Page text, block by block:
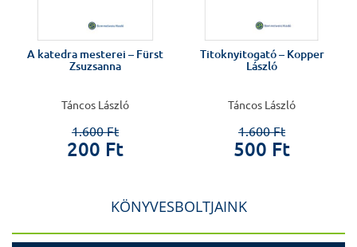
A katedra mesterei – Fürst
Zsuzsanna
Táncos László
1.600 Ft
200 Ft
Titoknyitogató – Kopper
László
Táncos László
1.600 Ft
500 Ft
KÖNYVESBOLTJAINK